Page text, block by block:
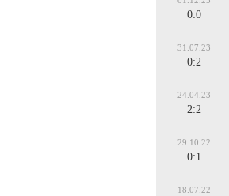
0:0
31.07.23
0:2
24.04.23
2:2
29.10.22
0:1
18.07.22